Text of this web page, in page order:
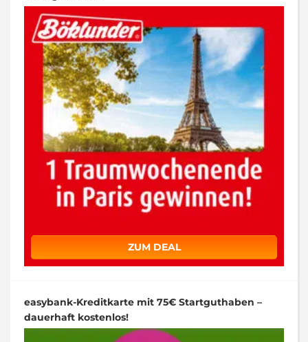
ZUM DEAL
easybank-Kreditkarte mit 75€ Startguthaben –
dauerhaft kostenlos!